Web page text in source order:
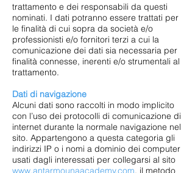
trattamento e dei responsabili da questi
nominati. I dati potranno essere trattati per
le finalità di cui sopra da società e/o
professionisti e/o fornitori terzi a cui la
comunicazione dei dati sia necessaria per
finalità connesse, inerenti e/o strumentali al
trattamento.
Dati di navigazione
Alcuni dati sono raccolti in modo implicito
con l’uso dei protocolli di comunicazione di
internet durante la normale navigazione nel
sito. Appartengono a questa categoria gli
indirizzi IP o i nomi a dominio dei computer
usati dagli interessati per collegarsi al sito
www.antarmounaacademy.com, il metodo